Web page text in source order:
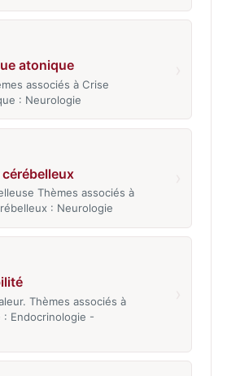
atonique
associés à Crise
: Neurologie
Thèmes associés à
: Neurologie
Thèmes associés à
Endocrinologie -